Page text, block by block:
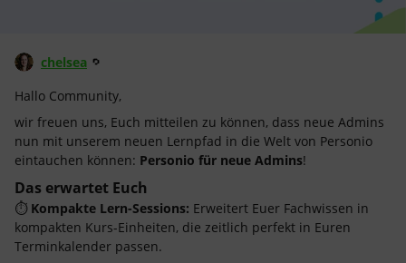
chelsea
Hallo Community,
wir freuen uns, Euch mitteilen zu können, dass neue Admins
nun mit unserem neuen Lernpfad in die Welt von Personio
eintauchen können: Personio für neue Admins!
Das erwartet Euch
⏱️Kompakte Lern-Sessions: Erweitert Euer Fachwissen in
kompakten Kurs-Einheiten, die zeitlich perfekt in Euren
Terminkalender passen.